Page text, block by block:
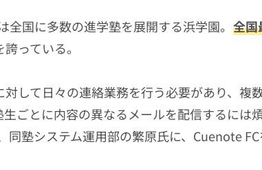
国に多数の進学塾を展開する浜学園。 全国
っている。
して日々の連絡業務を行う必要があり、複
ごとに内容の異なるメールを配信するには
塾システム運用部の繁原氏に、Cuenote